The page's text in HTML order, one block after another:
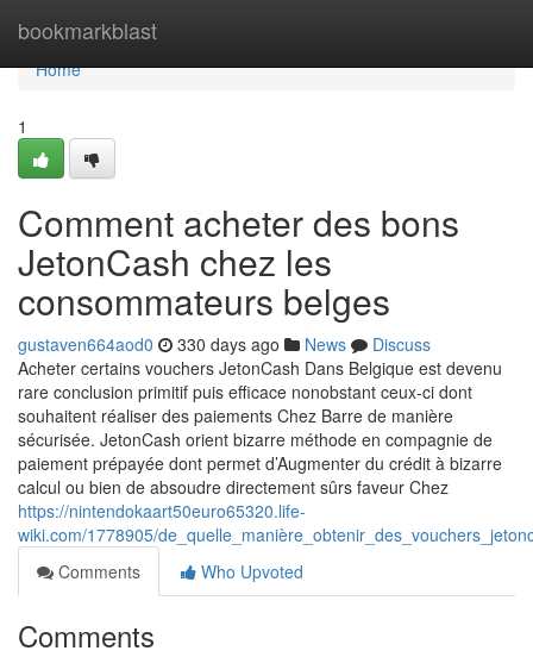
bookmarkblast
Home
Home
1
Comment acheter des bons
JetonCash chez les
consommateurs belges
gustaven664aod0 330 days ago News
Discuss
Acheter certains vouchers JetonCash Dans Belgique est devenu
rare conclusion primitif puis efficace nonobstant ceux-ci dont
souhaitent réaliser des paiements Chez Barre de manière
sécurisée. JetonCash orient bizarre méthode en compagnie de
paiement prépayée dont permet d’Augmenter du crédit à bizarre
calcul ou bien de absoudre directement sûrs faveur Chez
https://nintendokaart50euro65320.life-
wiki.com/1778905/
Comments
Who Upvoted
Comments